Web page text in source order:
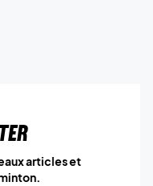
articles et